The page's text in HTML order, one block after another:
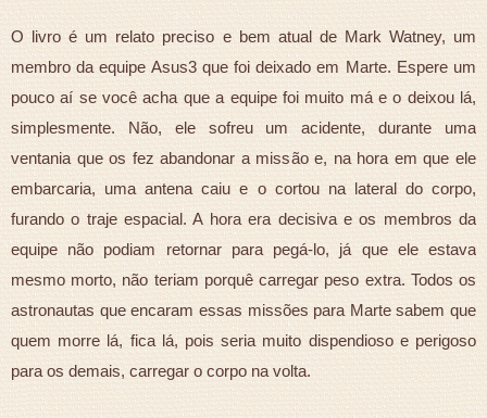
O livro é um relato preciso e bem atual de Mark Watney, um
membro da equipe Asus3 que foi deixado em Marte. Espere um
pouco aí se você acha que a equipe foi muito má e o deixou lá,
simplesmente. Não, ele sofreu um acidente, durante uma
ventania que os fez abandonar a missão e, na hora em que ele
embarcaria, uma antena caiu e o cortou na lateral do corpo,
furando o traje espacial. A hora era decisiva e os membros da
equipe não podiam retornar para pegá-lo, já que ele estava
mesmo morto, não teriam porquê carregar peso extra. Todos os
astronautas que encaram essas missões para Marte sabem que
quem morre lá, fica lá, pois seria muito dispendioso e perigoso
para os demais, carregar o corpo na volta.